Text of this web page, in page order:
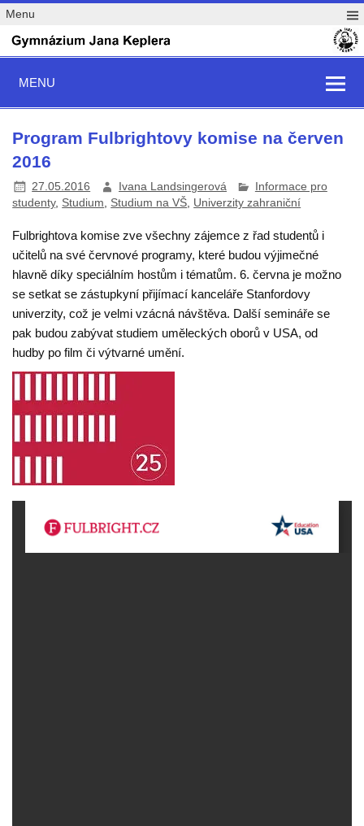
Menu
MENU
Program Fulbrightovy komise na červen
2016
27.05.2016 Ivana Landsingerová
Informace pro
studenty, Studium, Studium na VŠ, Univerzity zahraniční
Fulbrightova komise zve všechny zájemce z řad studentů i
učitelů na své červnové programy, které budou výjimečné
hlavně díky speciálním hostům i tématům. 6. června je možno
se setkat se zástupkyní přijímací kanceláře Stanfordovy
univerzity, což je velmi vzácná návštěva. Další semináře se
pak budou zabývat studiem uměleckých oborů v USA, od
hudby po film či výtvarné umění.